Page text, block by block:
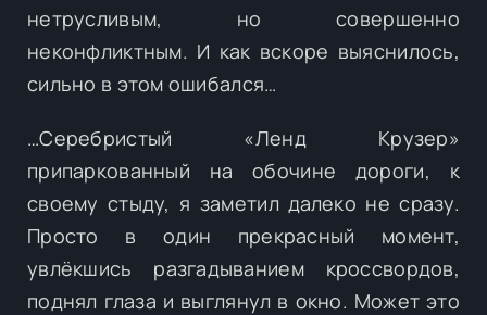
нетрусливым, но совершенно
неконфликтным. И как вскоре выяснилось,
сильно в этом ошибался…
…Серебристый «Ленд Крузер»
припаркованный на обочине дороги, к
своему стыду, я заметил далеко не сразу.
Просто в один прекрасный момент,
увлёкшись разгадыванием кроссвордов,
поднял глаза и выглянул в окно. Может это